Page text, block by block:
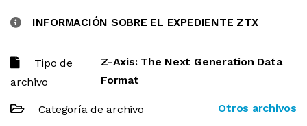
INFORMACIÓN SOBRE EL EXPEDIENTE ZTX
Tipo de
archivo
Z-Axis: The Next Generation Data
Format
Categoría de archivo Otros archivos